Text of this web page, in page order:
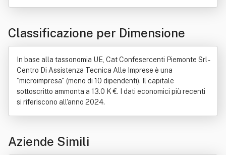
Classificazione per Dimensione
In base alla tassonomia UE, Cat Confesercenti Piemonte Srl -
Centro Di Assistenza Tecnica Alle Imprese è una
"microimpresa" (meno di 10 dipendenti). Il capitale
sottoscritto ammonta a 13.0 K €. I dati economici più recenti
si riferiscono all'anno 2024.
Aziende Simili